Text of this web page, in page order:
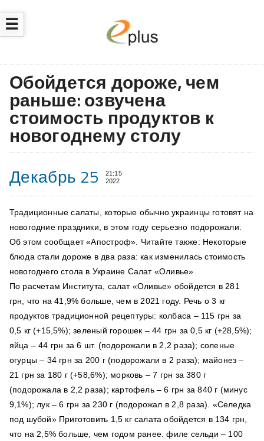
☰
Обойдется дороже, чем
раньше: озвучена
стоимость продуктов к
новогоднему столу
Декабрь 25
21:15
2022
Традиционные салаты, которые обычно украинцы готовят на
новогодние праздники, в этом году серьезно подорожали.
Об этом сообщает «Апостроф». Читайте также: Некоторые
блюда стали дороже в два раза: как изменилась стоимость
новогоднего стола в Украине Салат «Оливье»
По расчетам Института, салат «Оливье» обойдется в 281
грн, что на 41,9% больше, чем в 2021 году. Речь о 3 кг
продуктов традиционной рецептуры: колбаса – 115 грн за
0,5 кг (+15,5%); зеленый горошек – 44 грн за 0,5 кг (+28,5%);
яйца – 44 грн за 6 шт. (подорожали в 2,2 раза); соленые
огурцы – 34 грн за 200 г (подорожали в 2 раза); майонез –
21 грн за 180 г (+58,6%); морковь – 7 грн за 380 г
(подорожала в 2,2 раза); картофель – 6 грн за 840 г (минус
9,1%); лук – 6 грн за 230 г (подорожал в 2,8 раза). «Селедка
под шубой» Приготовить 1,5 кг салата обойдется в 134 грн,
что на 2,5% больше, чем годом ранее. филе сельди – 100